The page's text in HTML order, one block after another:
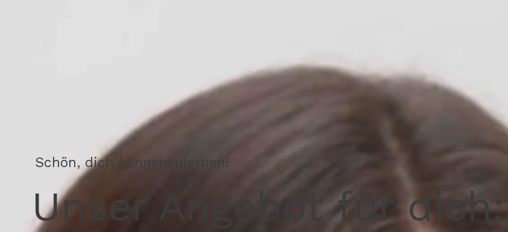
Schön, dich kennenzulernen!
Unser Angebot für dich: